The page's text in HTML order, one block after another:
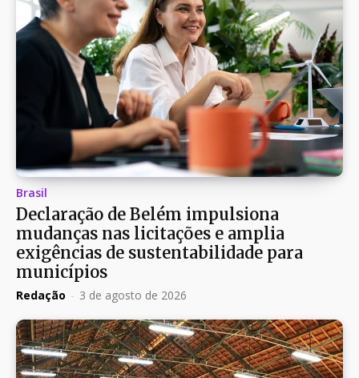
Brasil
Declaração de Belém impulsiona
mudanças nas licitações e amplia
exigências de sustentabilidade para
municípios
Redação - 3 de agosto de 2026